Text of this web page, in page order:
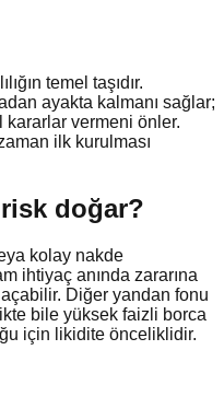
temel taşıdır.
ayakta kalmanı sağlar;
vermeni önler.
ilk kurulması
risk doğar?
kolay nakde
ihtiyaç anında zararına
Diğer yandan fonu
bile yüksek faizli borca
için likidite önceliklidir.